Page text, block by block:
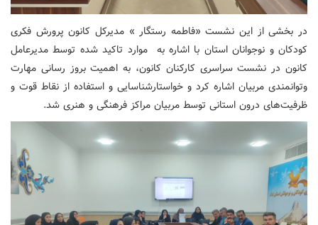
در بخشی از این نشست «فاطمه رستگار » مدیرکل کانون پرورش فکری
کودکان و نوجوانان استان با اشاره به موارد تاکید شده توسط مدیرعامل
کانون در نشست سراسری کارکنان کانون، به اهمیت بروز رسانی مهارت
وتوانمندی مربیان اشاره کرد و خواستارشناسایی و استفاده از نقاط قوت و
ظرفیت‌های درون استانی توسط مربیان مراکز فرهنگی و هنری شد.